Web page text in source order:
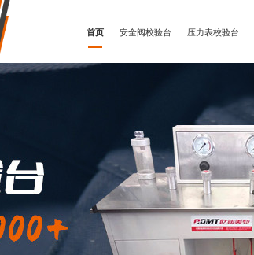
首页 安全阀校验台 压力表校验台